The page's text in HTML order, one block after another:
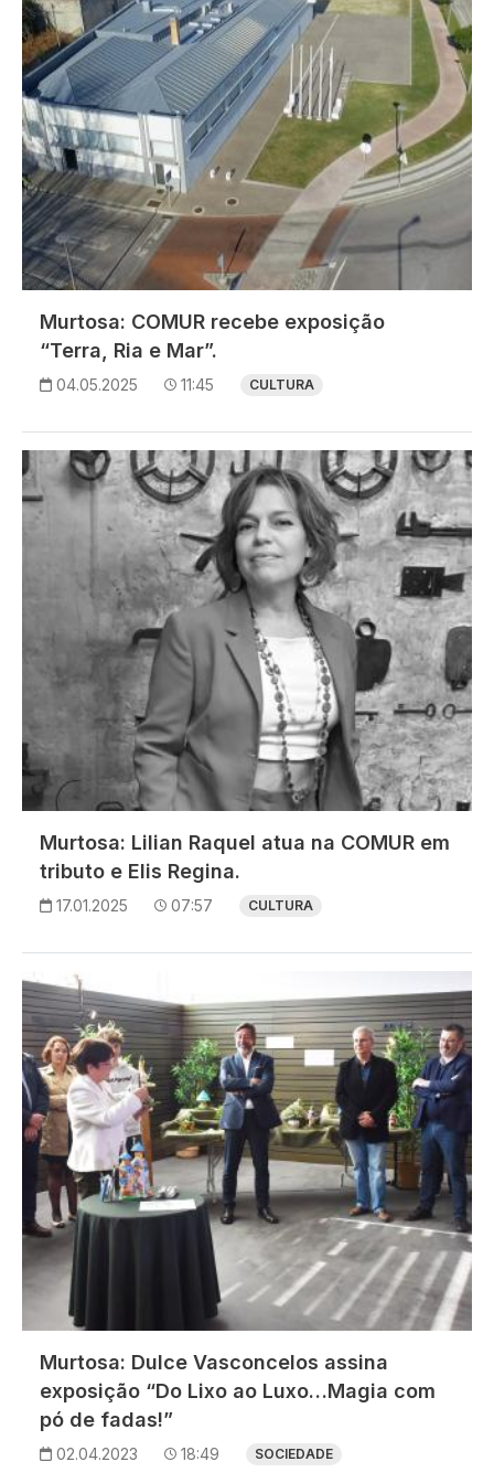
Murtosa: COMUR recebe exposição
“Terra, Ria e Mar”.
04.05.2025 11:45 CULTURA
Imagem
Murtosa: Lilian Raquel atua na COMUR em
tributo e Elis Regina.
17.01.2025 07:57 CULTURA
Imagem
Murtosa: Dulce Vasconcelos assina
exposição “Do Lixo ao Luxo…Magia com
pó de fadas!”
02.04.2023 18:49 SOCIEDADE